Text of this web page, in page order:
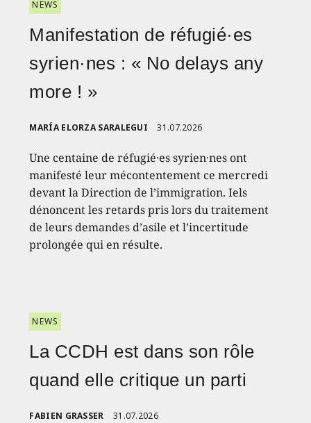
NEWS
Manifestation de réfugié·es
syrien·nes : « No delays any
more ! »
MARÍA ELORZA SARALEGUI 31.07.2026
Une centaine de réfugié·es syrien·nes ont
manifesté leur mécontentement ce mercredi
devant la Direction de l’immigration. Iels
dénoncent les retards pris lors du traitement
de leurs demandes d’asile et l’incertitude
prolongée qui en résulte.
NEWS
La CCDH est dans son rôle
quand elle critique un parti
FABIEN GRASSER 31.07.2026